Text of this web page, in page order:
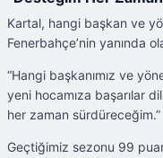
Kartal, hangi başkan ve
Fenerbahçe’nin yanında
“Hangi başkanımız ve
yeni hocamıza başarılar
her zaman sürdüreceğim.”
Geçtiğimiz sezonu 99